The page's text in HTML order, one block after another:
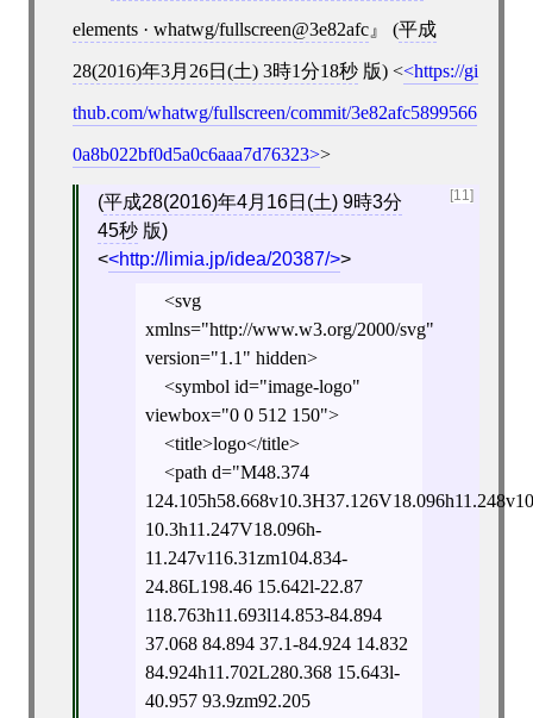
elements · whatwg/fullscreen@3e82afc (平成
28(2016)年3月26日(土) 3時1分18秒版) < https://gi
thub.com/whatwg/fullscreen/commit/3e82afc5899566
0a8b022bf0d5a0c6aaa7d76323 >
[11]
(平成28(2016)年4月16日(土) 9時3分
45秒版)
< http://limia.jp/idea/20387/ >
<svg
xmlns="http://www.w3.org/2000/svg"
version="1.1" hidden>
<symbol id="image-logo"
viewbox="0 0 512 150">
<title>logo</title>
<path d="M48.374
10.3h11.247V18.096h-
11.247v116.31zm104.834-
24.86L198.46 15.642l-22.87
118.763h11.693l14.853-84.894
37.068 84.894 37.1-84.924 14.832
84.924h11.702L280.368 15.643l-
40.957 93.9zm92.205